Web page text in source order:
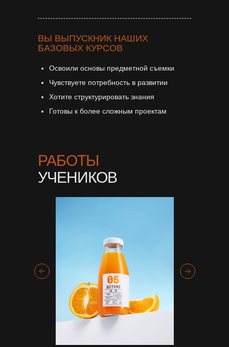
Освоили основы предметной съемки
Чувствуете потребность в развитии
Хотите структурировать знания
Готовы к более сложным проектам
ВЫ ВЫПУСКНИК НАШИХ
БАЗОВЫХ КУРСОВ
РАБОТЫ
УЧЕНИКОВ